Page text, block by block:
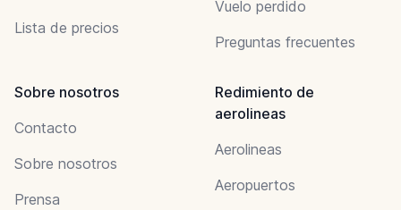
Lista de precios
Vuelo perdido
Preguntas frecuentes
Sobre nosotros
Contacto
Sobre nosotros
Prensa
Redimiento de
aerolineas
Aerolineas
Aeropuertos